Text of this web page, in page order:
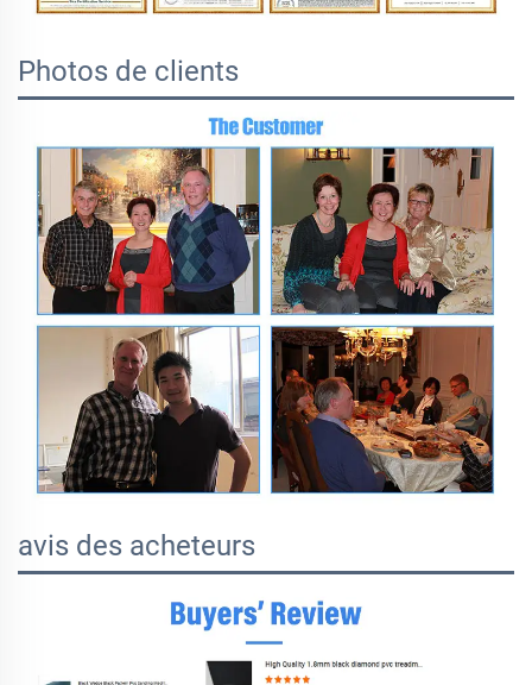
Photos de clients
avis des acheteurs